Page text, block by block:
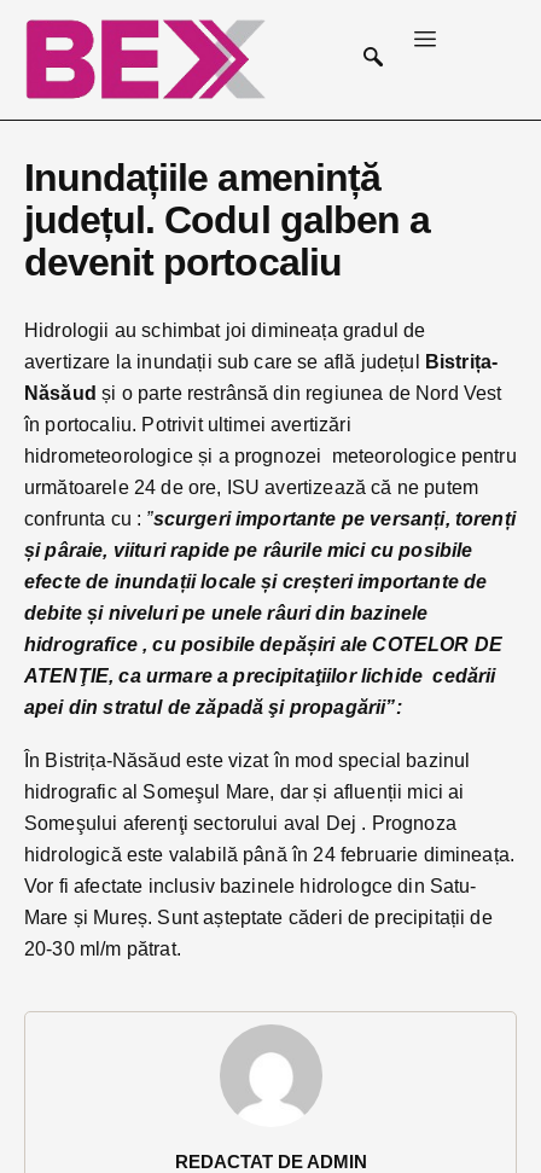
Inundațiile amenință
județul. Codul galben a
devenit portocaliu
REDACTAT DE ADMIN
Hidrologii au schimbat joi dimineața gradul de
avertizare la inundații sub care se află județul
Bistrița-
Năsăud și o parte restrânsă din regiunea de Nord Vest
în portocaliu. Potrivit ultimei avertizări
hidrometeorologice și a prognozei meteorologice pentru
următoarele 24 de ore, ISU avertizează că ne putem
confrunta cu : ”scurgeri importante pe versanți, torenți
și pâraie, viituri rapide pe râurile mici cu posibile
efecte de inundații locale și creșteri importante de
debite și niveluri pe unele râuri din bazinele
hidrografice , cu posibile depășiri ale COTELOR DE
ATENŢIE, ca urmare a precipitaţiilor lichide cedării
apei din stratul de zăpadă şi propagării”:
În Bistrița-Năsăud este vizat în mod special bazinul
hidrografic al Someşul Mare, dar și afluenții mici ai
Someşului aferenţi sectorului aval Dej . Prognoza
hidrologică este valabilă până în 24 februarie dimineața.
Vor fi afectate inclusiv bazinele hidrologce din Satu-
Mare și Mureș. Sunt așteptate căderi de precipitații de
20-30 ml/m pătrat.